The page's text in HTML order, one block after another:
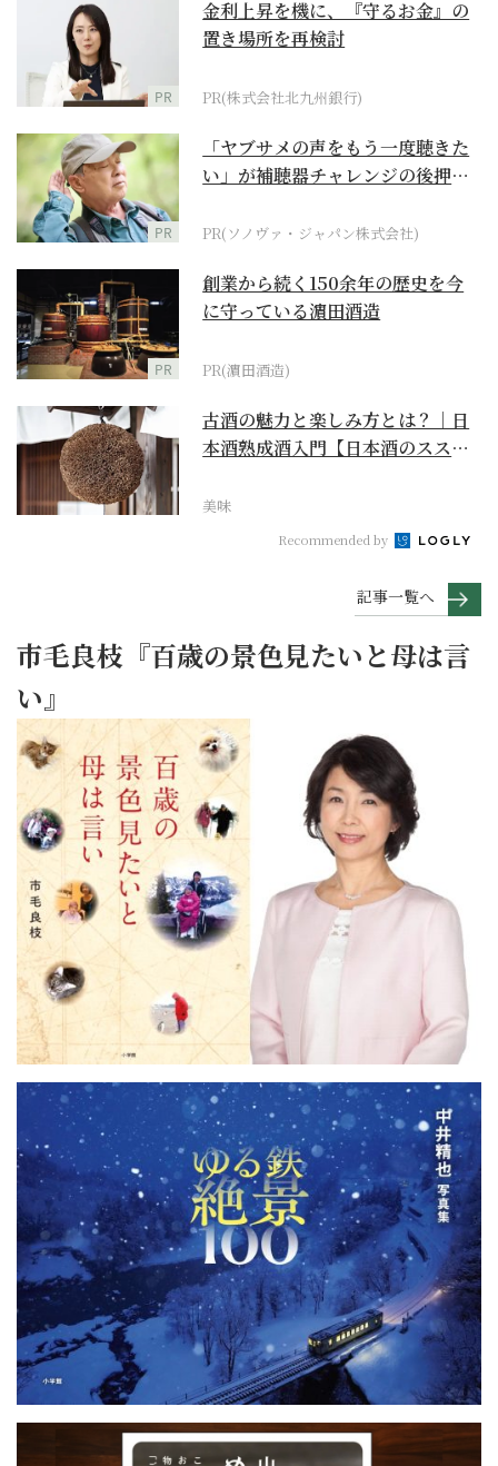
PR
金利上昇を機に、『守るお金』の
置き場所を再検討
PR(株式会社北九州銀行)
PR
「ヤブサメの声をもう一度聴きた
い」が補聴器チャレンジの後押し
PR(ソノヴァ・ジャパン株式会社)
PR
創業から続く150余年の歴史を今
に守っている濵田酒造
PR(濵田酒造)
古酒の魅力と楽しみ方とは？｜日
本酒熟成酒入門【日本酒のスス
美味
Recommended by
記事一覧へ
市毛良枝『百歳の景色見たいと母は言
い』